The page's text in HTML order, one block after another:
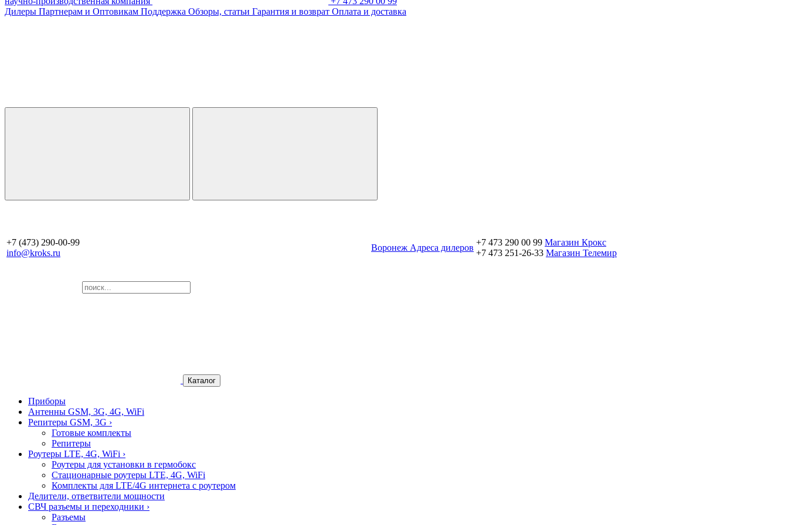
Дилеры Партнерам и Оптовикам Поддержка Обзоры, статьи Гарантия и возврат Оплата и доставка
+7 (473) 290-00-99
info@kroks.ru
Воронеж Aдреса дилеров
+7 473 290 00 99 Магазин Крокс
+7 473 251-26-33 Магазин Телемир
Каталог
Приборы
Антенны GSM, 3G, 4G, WiFi
Репитеры GSM, 3G ›
Готовые комплекты
Репитеры
Роутеры LTE, 4G, WiFi ›
Роутеры для установки в гермобокс
Стационарные роутеры LTE, 4G, WiFi
Комплекты для LTE/4G интернета с роутером
Делители, ответвители мощности
СВЧ разъемы и переходники ›
Разъемы